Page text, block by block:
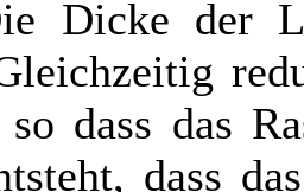
Dicke der
so dass das
dass